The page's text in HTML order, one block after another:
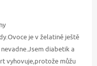
je v želatině ještě
diabetik a
vyhovuje,protože můžu